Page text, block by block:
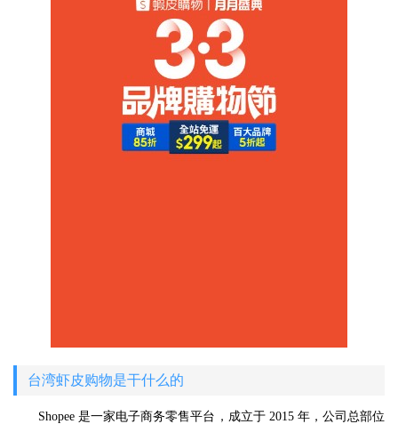
台湾虾皮购物是干什么的
Shopee 是一家电子商务零售平台，成立于 2015 年，公司总部位